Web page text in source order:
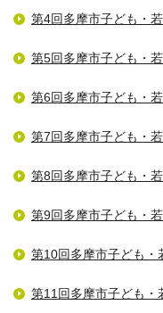
第4回多摩市子ども・
第5回多摩市子ども・
第6回多摩市子ども・
第7回多摩市子ども・
第8回多摩市子ども・
第9回多摩市子ども・
第10回多摩市子ども・
第11回多摩市子ども・